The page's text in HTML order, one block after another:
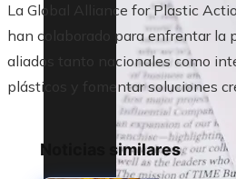
La Global Alliance for Plastic
han colaborado para enfrentar la
aliados tanto nacionales como
plásticos y fomentar soluciones
Noticias similares